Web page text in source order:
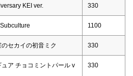
KEI ver. 330
1100
セカイの初音ミク 330
ア チョコミントパール v
330